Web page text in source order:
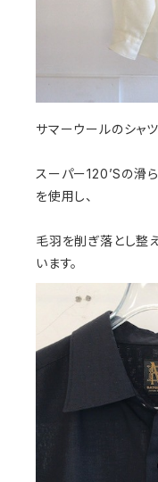
サマーウールのシャツ
スーパー120’Sの滑
を使用し、
毛羽を削ぎ落とし整
います。